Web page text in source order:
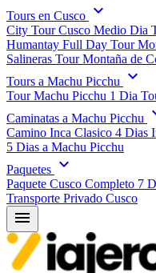
Tours en Cusco expand_more
City Tour Cusco Medio Dia
Humantay Full Day Tour
Salineras Tour Montaña de
Tours a Machu Picchu
expand_more
Tour Machu Picchu 1 Dia
Caminatas a Machu Picchu
Camino Inca Clasico 4 Dias
5 Dias a Machu Picchu
Paquetes expand_more
Paquete Cusco Completo 7
Transporte Privado Cusco
menu